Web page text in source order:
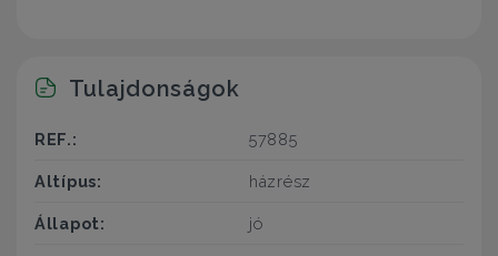
Tulajdonságok
REF.: 57885
Altípus: házrész
Állapot: jó